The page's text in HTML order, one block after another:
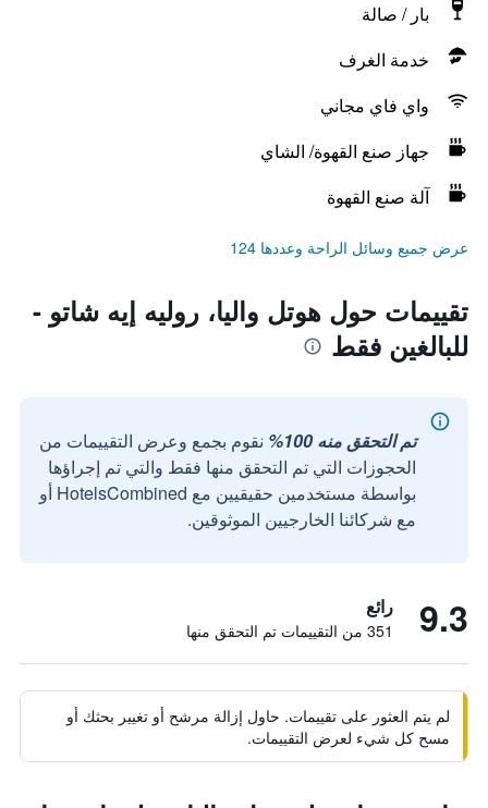
بار / صالة
خدمة الغرف
واي فاي مجاني
جهاز صنع القهوة/ الشاي
آلة صنع القهوة
عرض جميع وسائل الراحة وعددها 124
تقييمات حول هوتل واليا، روليه إيه شاتو -
للبالغين فقط
تم التحقق منه 100%
نقوم بجمع وعرض التقييمات من
الحجوزات التي تم التحقق منها فقط والتي تم إجراؤها
بواسطة مستخدمين حقيقيين مع HotelsCombined أو
مع شركائنا الخارجيين الموثوقين.
9.3 رائع
351 من التقييمات تم التحقق منها
لم يتم العثور على تقييمات. حاول إزالة مرشح أو تغيير بحثك أو
مسح كل شيء لعرض التقييمات.